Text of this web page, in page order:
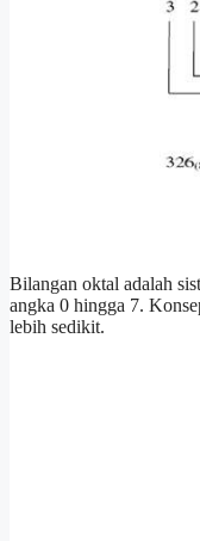
Bilangan oktal adalah
angka 0 hingga 7.
lebih sedikit.